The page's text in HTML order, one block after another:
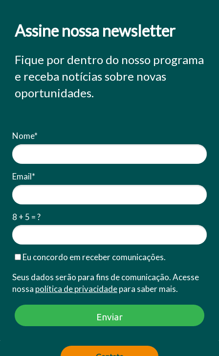
Assine nossa newsletter
Fique por dentro do nosso programa
e receba notícias sobre novas
oportunidades.
Nome*
Email*
8 + 5 = ?
Eu concordo em receber comunicações.
Seus dados serão para fins de comunicação. Acesse
nossa política de privacidadepara saber mais.
Enviar